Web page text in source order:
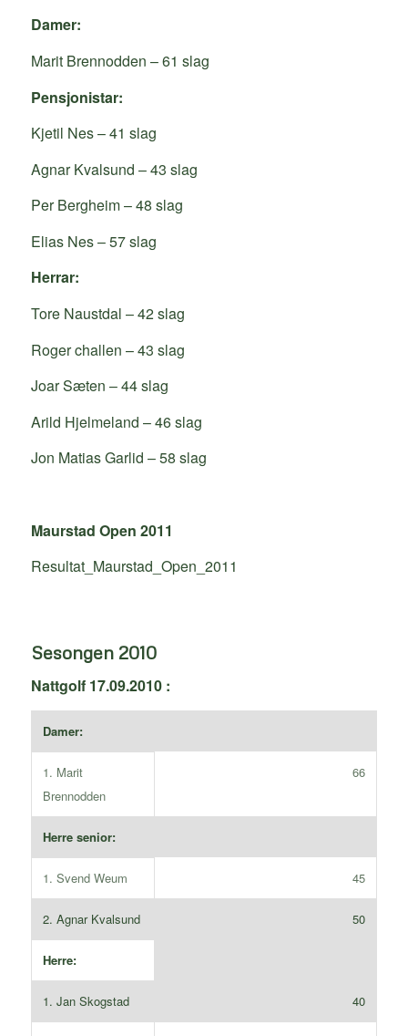
Damer:
Marit Brennodden – 61 slag
Pensjonistar:
Kjetil Nes – 41 slag
Agnar Kvalsund – 43 slag
Per Bergheim – 48 slag
Elias Nes – 57 slag
Herrar:
Tore Naustdal – 42 slag
Roger challen – 43 slag
Joar Sæten – 44 slag
Arild Hjelmeland – 46 slag
Jon Matias Garlid – 58 slag
Maurstad Open 2011
Resultat_Maurstad_Open_2011
Sesongen 2010
Nattgolf 17.09.2010 :
Damer:
1. Marit
Brennodden
66
Herre senior:
1. Svend Weum 45
2. Agnar Kvalsund 50
Herre:
1. Jan Skogstad 40